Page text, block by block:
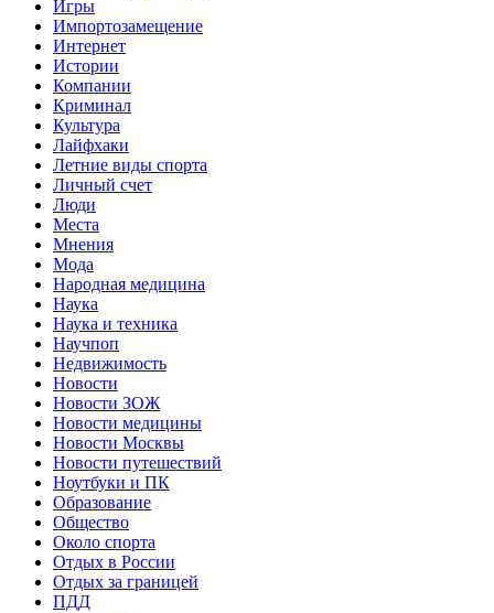
Игры
Импортозамещение
Интернет
Истории
Компании
Криминал
Культура
Лайфхаки
Летние виды спорта
Личный счет
Люди
Места
Мнения
Мода
Народная медицина
Наука
Наука и техника
Научпоп
Недвижимость
Новости
Новости ЗОЖ
Новости медицины
Новости Москвы
Новости путешествий
Ноутбуки и ПК
Образование
Общество
Около спорта
Отдых в России
Отдых за границей
ПДД